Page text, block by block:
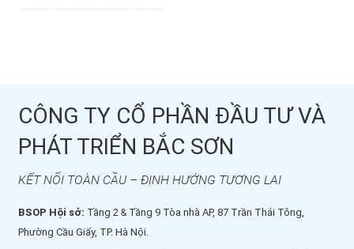
CÔNG TY CỔ PHẦN ĐẦU TƯ VÀ
PHÁT TRIỂN BẮC SƠN
KẾT NỐI TOÀN CẦU – ĐỊNH HƯỚNG TƯƠNG LAI
BSOP Hội sở: Tầng 2 & Tầng 9 Tòa nhà AP, 87 Trần Thái Tông,
Phường Cầu Giấy, TP. Hà Nội.